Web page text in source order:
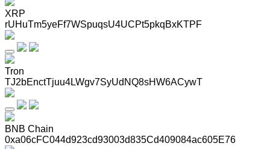
XRP
rUHuTm5yeFf7WSpuqsU4UCPt5pkqBxKTPF
Tron
TJ2bEnctTjuu4LWgv7SyUdNQ8sHW6ACywT
BNB Chain
0xa06cFC044d923cd93003d835Cd409084ac605E76